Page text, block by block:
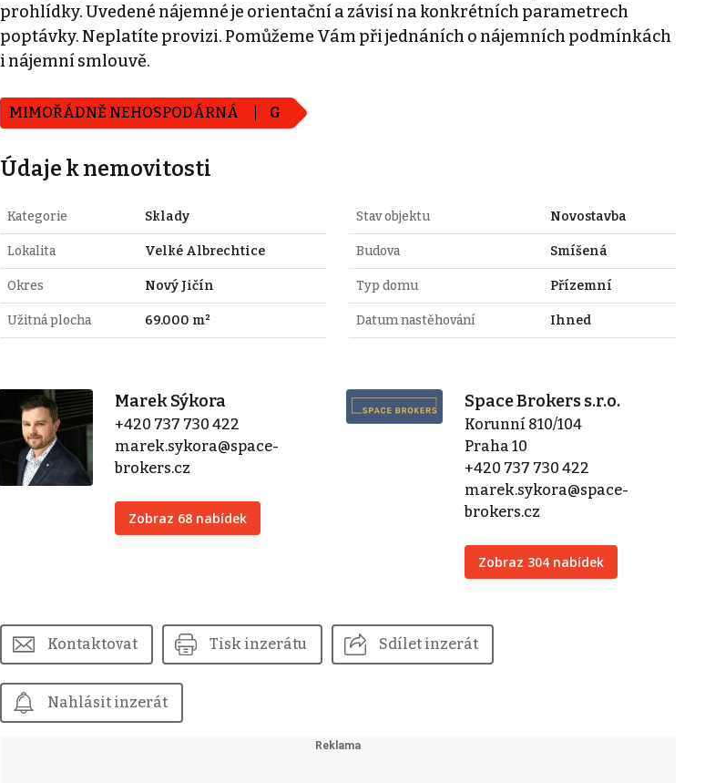
prohlídky. Uvedené nájemné je orientační a závisí na konkrétních parametrech
poptávky. Neplatíte provizi. Pomůžeme Vám při jednáních o nájemních podmínkách
i nájemní smlouvě.
MIMOŘÁDNĚ NEHOSPODÁRNÁ G
Údaje k nemovitosti
Kategorie Sklady
Lokalita Velké Albrechtice
Okres Nový Jičín
Užitná plocha 69.000 m²
Stav objektu Novostavba
Budova Smíšená
Typ domu Přízemní
Datum nastěhování Ihned
Marek Sýkora
+420 737 730 422
marek.sykora@space-
brokers.cz
Zobraz 68 nabídek
Space Brokers s.r.o.
Korunní 810/104
Praha 10
+420 737 730 422
marek.sykora@space-
brokers.cz
Zobraz 304 nabídek
Kontaktovat Tisk inzerátu Sdílet inzerát
Nahlásit inzerát